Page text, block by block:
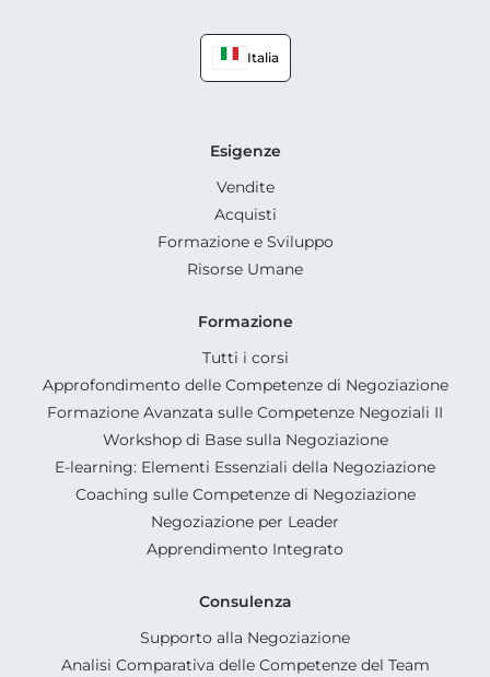
Italia
Esigenze
Vendite
Acquisti
Formazione e Sviluppo
Risorse Umane
Formazione
Tutti i corsi
Approfondimento delle Competenze di Negoziazione
Formazione Avanzata sulle Competenze Negoziali II
Workshop di Base sulla Negoziazione
E-learning: Elementi Essenziali della Negoziazione
Coaching sulle Competenze di Negoziazione
Negoziazione per Leader
Apprendimento Integrato
Consulenza
Supporto alla Negoziazione
Analisi Comparativa delle Competenze del Team